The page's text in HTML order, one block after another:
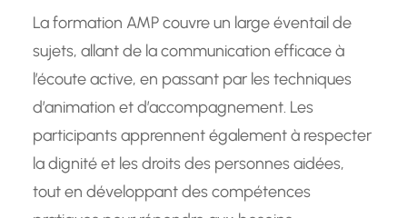
La formation AMP couvre un large éventail de
sujets, allant de la communication efficace à
l’écoute active, en passant par les techniques
d’animation et d’accompagnement. Les
participants apprennent également à respecter
la dignité et les droits des personnes aidées,
tout en développant des compétences